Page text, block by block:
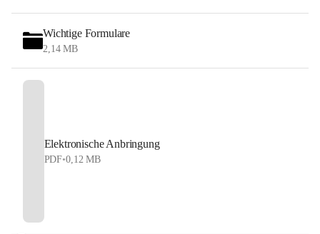
Wichtige Formulare
2,14 MB
Elektronische Anbringung
PDF•0,12 MB